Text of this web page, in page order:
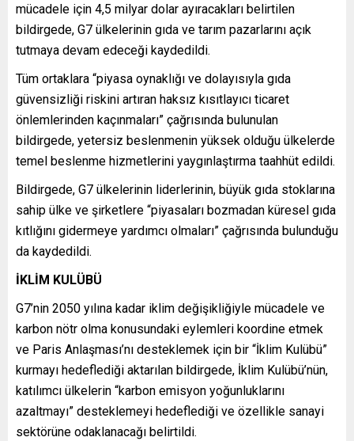
mücadele için 4,5 milyar dolar ayıracakları belirtilen
bildirgede, G7 ülkelerinin gıda ve tarım pazarlarını açık
tutmaya devam edeceği kaydedildi.
Tüm ortaklara “piyasa oynaklığı ve dolayısıyla gıda
güvensizliği riskini artıran haksız kısıtlayıcı ticaret
önlemlerinden kaçınmaları” çağrısında bulunulan
bildirgede, yetersiz beslenmenin yüksek olduğu ülkelerde
temel beslenme hizmetlerini yaygınlaştırma taahhüt edildi.
Bildirgede, G7 ülkelerinin liderlerinin, büyük gıda stoklarına
sahip ülke ve şirketlere “piyasaları bozmadan küresel gıda
kıtlığını gidermeye yardımcı olmaları” çağrısında bulunduğu
da kaydedildi.
İKLİM KULÜBÜ
G7’nin 2050 yılına kadar iklim değişikliğiyle mücadele ve
karbon nötr olma konusundaki eylemleri koordine etmek
ve Paris Anlaşması’nı desteklemek için bir “İklim Kulübü”
kurmayı hedeflediği aktarılan bildirgede, İklim Kulübü’nün,
katılımcı ülkelerin “karbon emisyon yoğunluklarını
azaltmayı” desteklemeyi hedeflediği ve özellikle sanayi
sektörüne odaklanacağı belirtildi.